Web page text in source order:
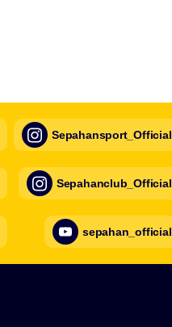
Sepahansport_Official
Sepahanclub_Official
sepahan_official